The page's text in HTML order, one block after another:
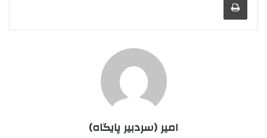
امیر (سردبیر پایگاه)